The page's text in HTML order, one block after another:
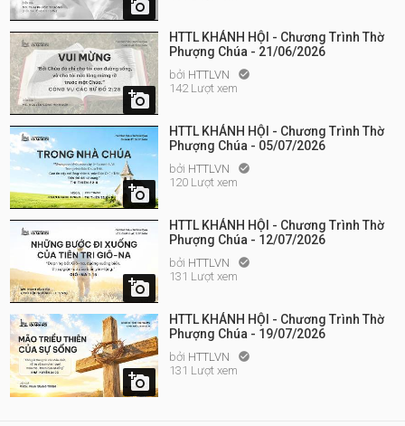


HTTL KHÁNH HỘI - Chương Trình Thờ
Phượng Chúa - 21/06/2026
bởi HTTLVN 
142 Lượt xem

HTTL KHÁNH HỘI - Chương Trình Thờ
Phượng Chúa - 05/07/2026
bởi HTTLVN 
120 Lượt xem

HTTL KHÁNH HỘI - Chương Trình Thờ
Phượng Chúa - 12/07/2026
bởi HTTLVN 
131 Lượt xem

HTTL KHÁNH HỘI - Chương Trình Thờ
Phượng Chúa - 19/07/2026
bởi HTTLVN 
131 Lượt xem